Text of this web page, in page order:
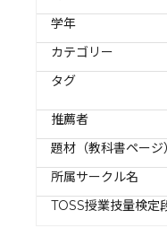
学年
カテゴリー
タグ
推薦者
題材（教科書ページ）
所属サークル名
TOSS授業技量検定